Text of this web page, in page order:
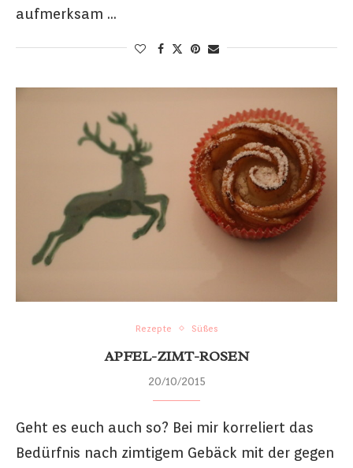
aufmerksam …
Rezepte Süßes
APFEL-ZIMT-ROSEN
20/10/2015
Geht es euch auch so? Bei mir korreliert das
Bedürfnis nach zimtigem Gebäck mit der gegen